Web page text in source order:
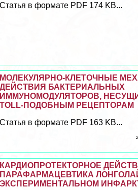
Статья в формате PDF 174 KB...
МОЛЕКУЛЯРНО-КЛЕТОЧНЫЕ
ДЕЙСТВИЯ БАКТЕРИАЛЬНЫХ
ИММУНОМОДУЛЯТОРОВ,
TOLL-ПОДОБНЫМ РЕЦЕПТОРАМ
Статья в формате PDF 163 KB...
КАРДИОПРОТЕКТОРНОЕ
ПАРАФАРМАЦЕВТИКА
ЭКСПЕРИМЕНТАЛЬНОМ